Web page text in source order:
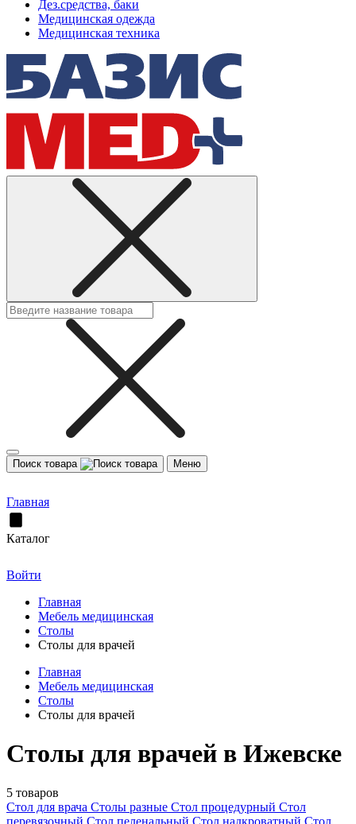
Дез.средства, баки
Медицинская одежда
Медицинская техника
Поиск товара Меню
Главная
Каталог
Войти
Главная
Мебель медицинская
Столы
Столы для врачей
Главная
Мебель медицинская
Столы
Столы для врачей
Столы для врачей в Ижевске
5 товаров
Стол для врача Столы разные Стол процедурный Стол
перевязочный Стол пеленальный Стол надкроватный Стол